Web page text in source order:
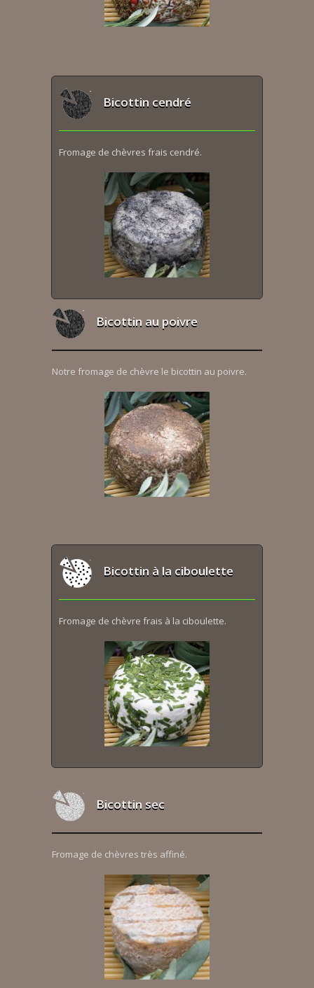
Bicottin cendré
Fromage de chèvres frais cendré.
Bicottin au poivre
Notre fromage de chèvre le bicottin au poivre.
Bicottin à la ciboulette
Fromage de chèvre frais à la ciboulette.
Bicottin sec
Fromage de chèvres très affiné.